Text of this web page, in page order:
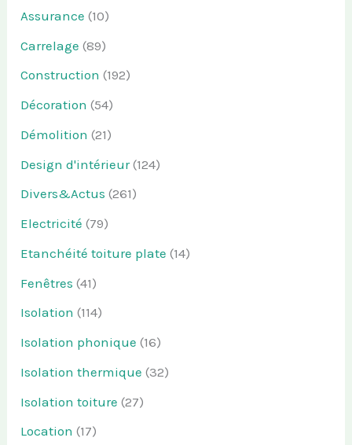
Assurance (10)
Carrelage (89)
Construction (192)
Décoration (54)
Démolition (21)
Design d'intérieur(124)
Divers&Actus (261)
Electricité (79)
Etanchéité toiture plate (14)
Fenêtres (41)
Isolation (114)
Isolation phonique (16)
Isolation thermique (32)
Isolation toiture (27)
Location (17)